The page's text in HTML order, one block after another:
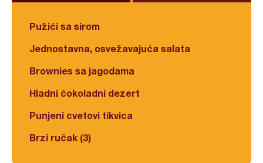
Pužići sa sirom
Jednostavna, osvežavajuća salata
Brownies sa jagodama
Hladni čokoladni dezert
Punjeni cvetovi tikvica
Brzi ručak (3)